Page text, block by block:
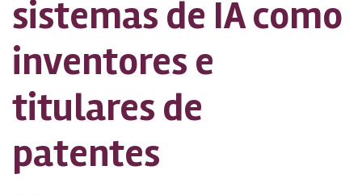
sistemas de IA como
inventores e
titulares de
patentes